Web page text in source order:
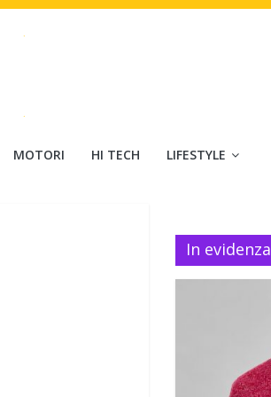
MOTORI HI TECH LIFESTYLE
In evidenza